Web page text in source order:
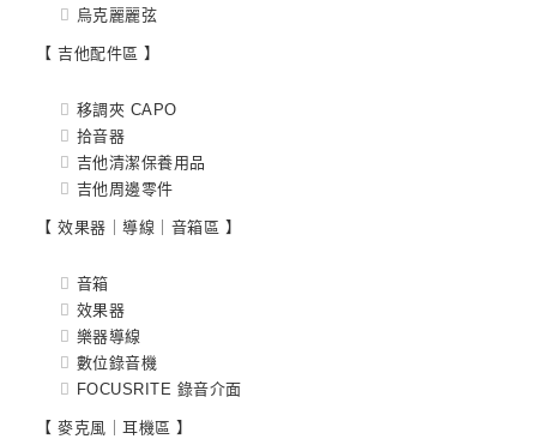
烏克麗麗弦
【 吉他配件區 】
移調夾 CAPO
拾音器
吉他清潔保養用品
吉他周邊零件
【 效果器｜導線｜音箱區 】
音箱
效果器
樂器導線
數位錄音機
FOCUSRITE 錄音介面
【 麥克風｜耳機區 】